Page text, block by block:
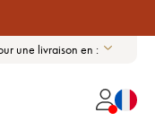
une livraison en :